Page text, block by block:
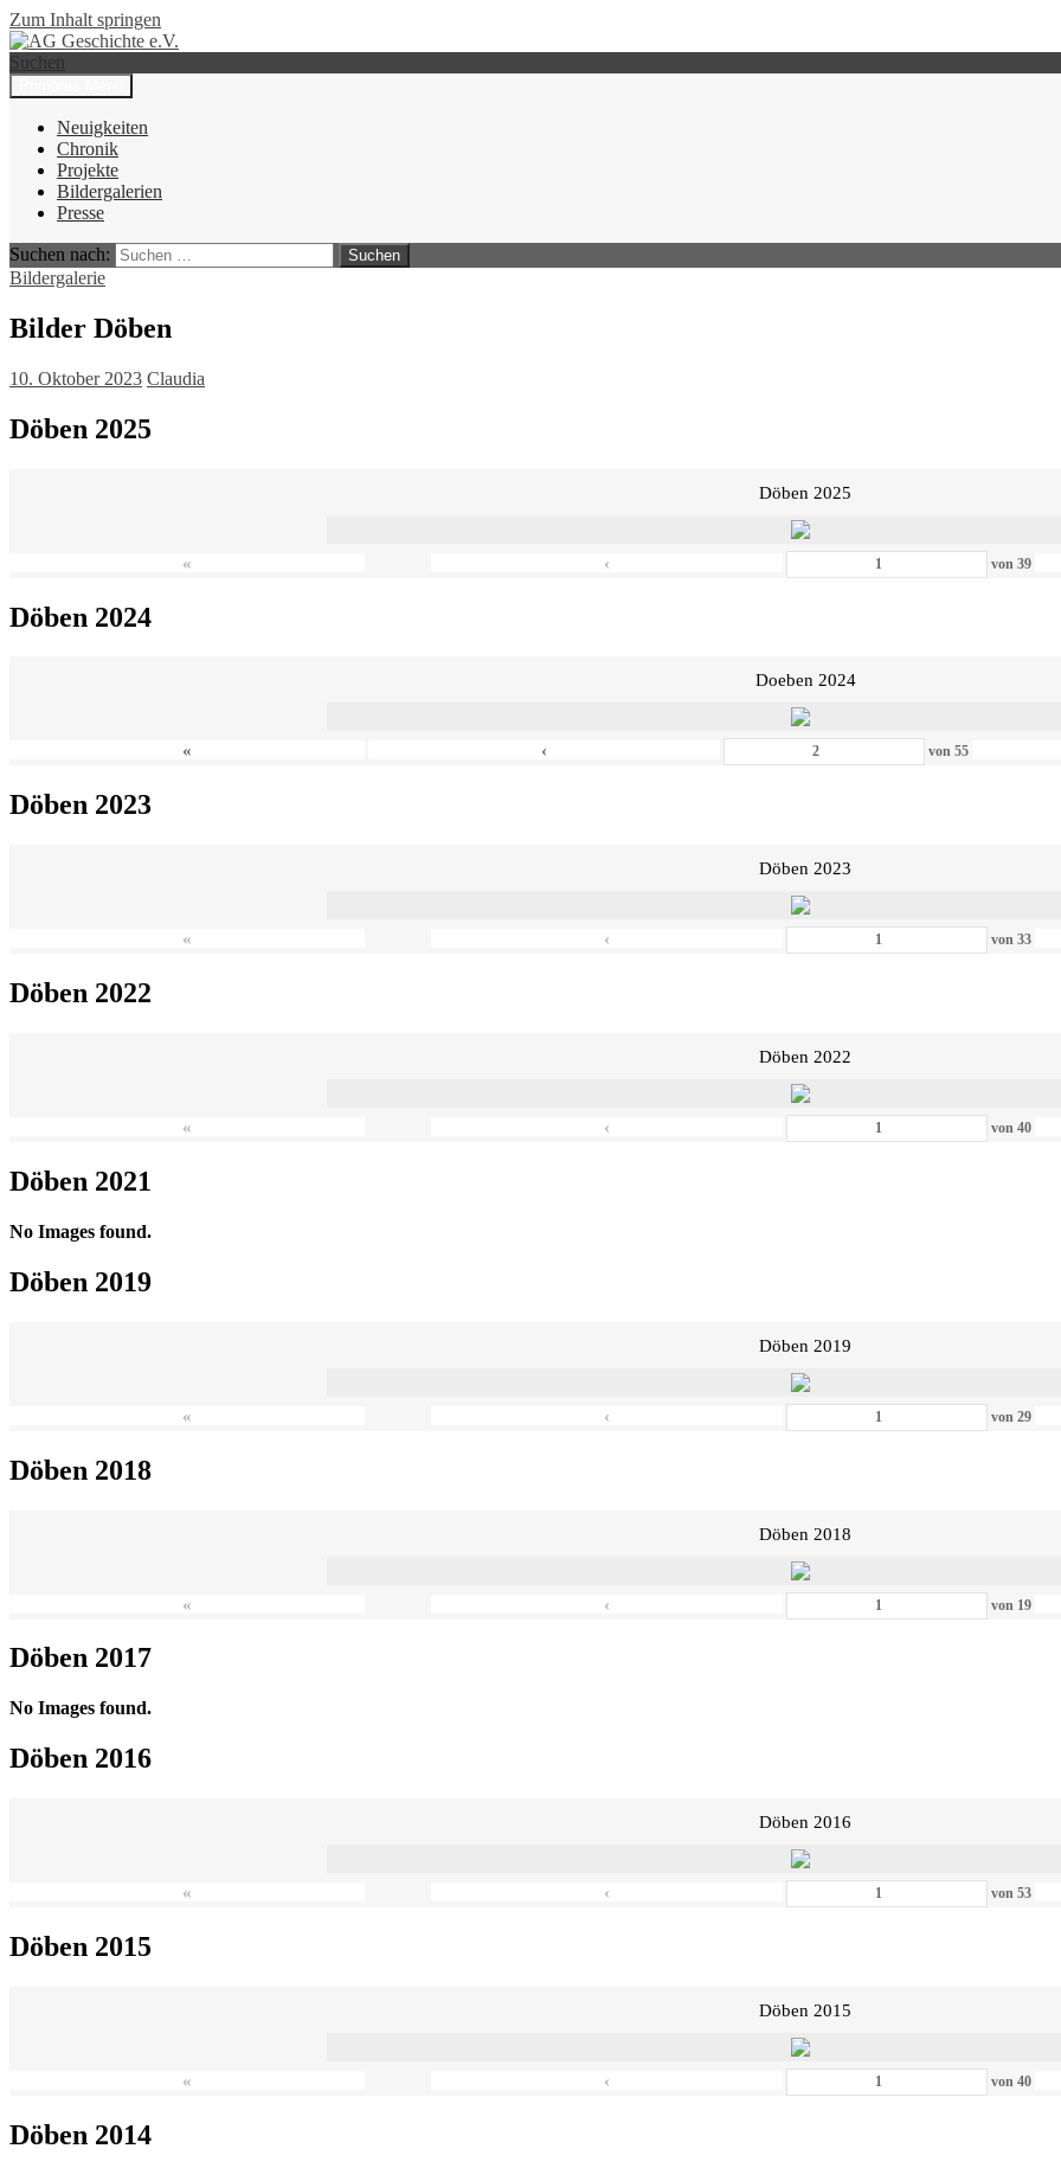
Zum Inhalt springen
AG Geschichte e.V.
Suchen
Neuigkeiten
Chronik
Projekte
Bildergalerien
Presse
Suchen nach:
Bildergalerie
Bilder Döben
10. Oktober 2023 Claudia
Döben 2025
Döben 2025
« ‹ von39
Döben 2024
Doeben 2024
« ‹ von55
Döben 2023
Döben 2023
« ‹ von33
Döben 2022
Döben 2022
« ‹ von40
Döben 2021
No Images found.
Döben 2019
Döben 2019
« ‹ von29
Döben 2018
Döben 2018
« ‹ von 19
Döben 2017
No Images found.
Döben 2016
Döben 2016
« ‹ von53
Döben 2015
Döben 2015
« ‹ von40
Döben 2014